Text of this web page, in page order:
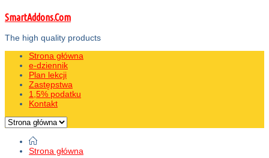
SmartAddons.Com
The high quality products
Strona główna
e-dziennik
Plan lekcji
Zastępstwa
1,5% podatku
Kontakt
Strona główna